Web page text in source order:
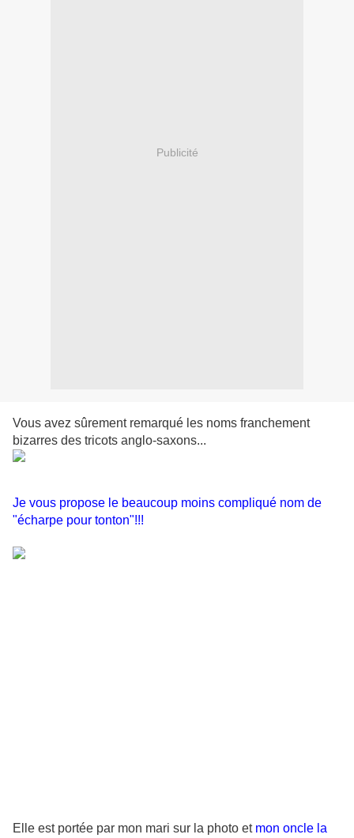
Publicité
Vous avez sûrement remarqué les noms franchement
bizarres des tricots anglo-saxons...
Je vous propose le beaucoup moins compliqué nom de
"écharpe pour tonton"!!!
Elle est portée par mon mari sur la photo et mon oncle la